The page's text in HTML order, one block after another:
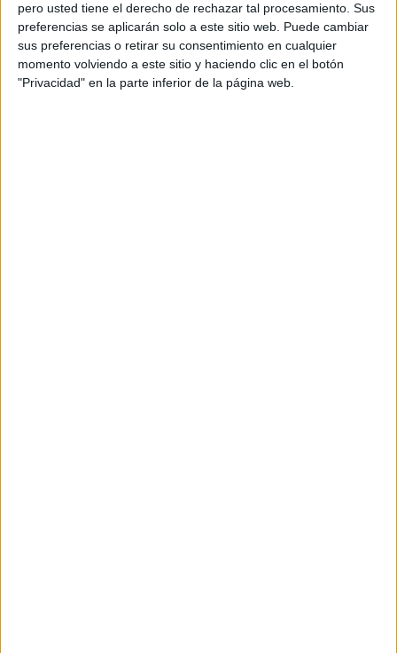
pero usted tiene el derecho de rechazar tal procesamiento. Sus
preferencias se aplicarán solo a este sitio web. Puede cambiar
sus preferencias o retirar su consentimiento en cualquier
momento volviendo a este sitio y haciendo clic en el botón
"Privacidad" en la parte inferior de la página web.
ENLACE AL GRUPO